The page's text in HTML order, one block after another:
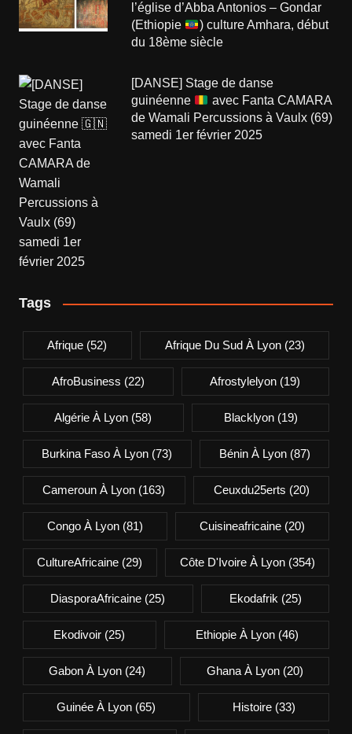
l’église d’Abba Antonios – Gondar
(Ethiopie
) culture Amhara, début
du 18ème siècle
[DANSE] Stage de danse
guinéenne
avec Fanta CAMARA
de Wamali Percussions à Vaulx (69)
samedi 1er février 2025
Tags
Afrique (52) Afrique Du Sud À Lyon(23)
AfroBusiness (22) Afrostylelyon (19)
Algérie À Lyon (58) Blacklyon(19)
Burkina Faso À Lyon (73) Bénin À Lyon(87)
Cameroun À Lyon (163) Ceuxdu25erts (20)
Congo À Lyon(81) Cuisineafricaine (20)
CultureAfricaine (29) Côte D'Ivoire À Lyon(354)
DiasporaAfricaine (25) Ekodafrik (25)
Ekodivoir (25) Ethiopie À Lyon(46)
Gabon À Lyon (24) Ghana À Lyon(20)
Guinée À Lyon (65) Histoire(33)